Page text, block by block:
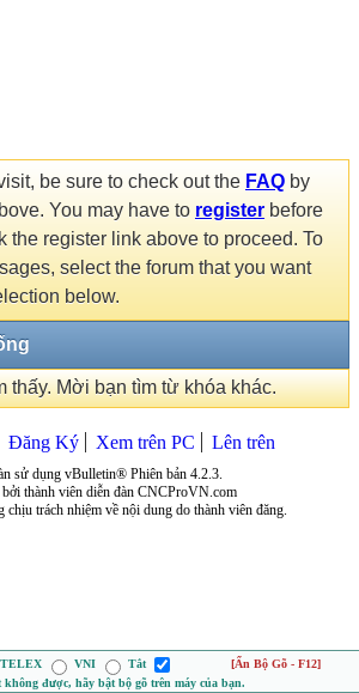
be sure to check out the FAQ by
You may have to register before
the register link above to proceed. To
select the forum that you want
below.
thấy. Mời bạn tìm từ khóa khác.
Đăng Ký Xem trên PC Lên trên
sử dụng vBulletin® Phiên bản 4.2.3.
bởi thành viên diễn đàn CNCProVN.com
chịu trách nhiệm về nội dung do thành viên đăng.
TELEX VNI Tắt
[Ẩn Bộ Gõ - F12]
được, hãy bật bộ gõ trên máy của bạn.